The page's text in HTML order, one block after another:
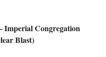
Congregation
Blast)